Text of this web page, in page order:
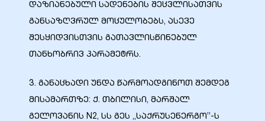
დაზიანებული სადენების შეცვლისათვის
განსაზღვრულ მოცულობებს, ასევე
შესყიდვისთვის გათავლისწინებულ
თანხობრივ პარამეტრს.
3. განაცხადი უნდა წარმოადგინოთ შემდეგ
მისამართზე: ქ. თბილისი, მარშალ
გელოვანის N2, სს გეს „საქრუსენერგო”-ს